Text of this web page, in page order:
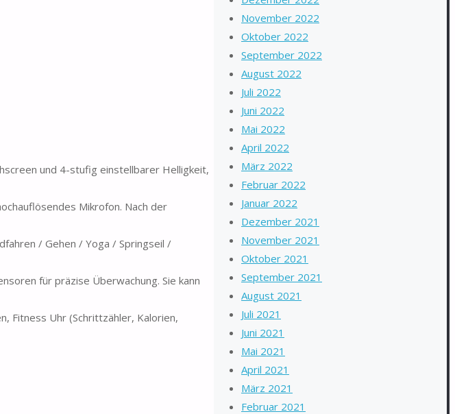
und 4-stufig einstellbarer Helligkeit,
Mikrofon. Nach der
/ Gehen / Yoga / Springseil /
für präzise Überwachung. Sie kann
Fitness Uhr (Schrittzähler, Kalorien,
November 2022
Oktober 2022
September 2022
August 2022
Juli 2022
Juni 2022
Mai 2022
April 2022
März 2022
Februar 2022
Januar 2022
Dezember 2021
November 2021
Oktober 2021
September 2021
August 2021
Juli 2021
Juni 2021
Mai 2021
April 2021
März 2021
Februar 2021